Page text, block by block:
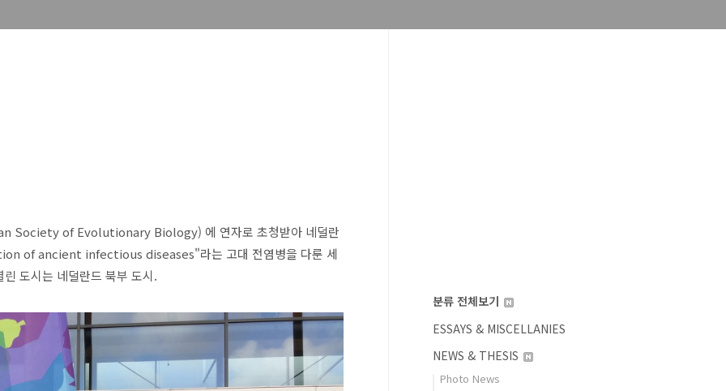
Society of Evolutionary Biology) 에 연자로 초청받아 네덜란
of ancient infectious diseases"라는 고대 전염병을 다룬 세
도시는 네덜란드 북부 도시.
분류 전체보기
ESSAYS & MISCELLANIES
NEWS & THESIS
Photo News